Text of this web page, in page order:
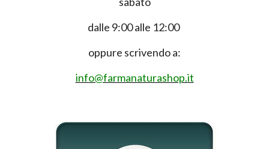
dalle 9:00 alle 12:00
oppure scrivendo a:
info@farmanaturashop.it